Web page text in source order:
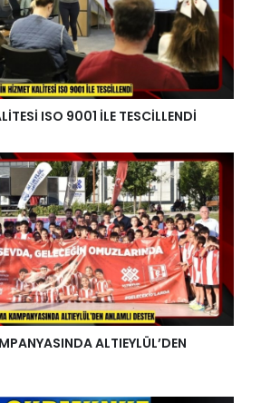
ISO 9001 İLE TESCİLLENDİ
ALTIEYLÜL’DEN